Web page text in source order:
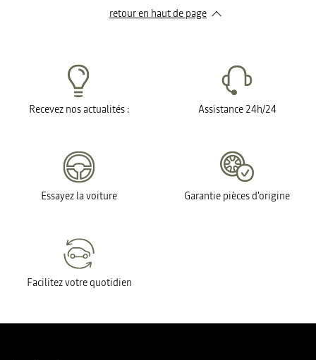
retour en haut de page​
Recevez nos actualités : Assistance 24h/24
Essayez la voiture Garantie pièces d'origine
Facilitez votre quotidien